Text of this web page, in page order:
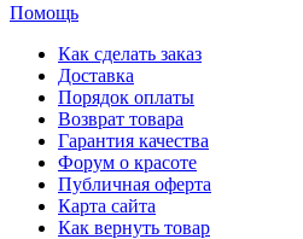
Помощь
Как сделать заказ
Доставка
Порядок оплаты
Возврат товара
Гарантия качества
Форум о красоте
Публичная оферта
Карта сайта
Как вернуть товар